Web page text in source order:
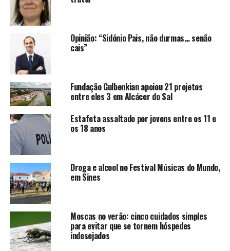
Opinião: “Sidónio Pais, não durmas… senão
cais”
Fundação Gulbenkian apoiou 21 projetos
entre eles 3 em Alcácer do Sal
Estafeta assaltado por jovens entre os 11 e
os 18 anos
Droga e alcool no Festival Músicas do Mundo,
em Sines
Moscas no verão: cinco cuidados simples
para evitar que se tornem hóspedes
indesejados